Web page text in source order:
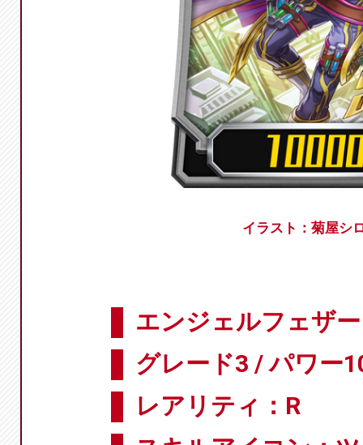
イラスト：菊屋シ
エンジェルフェザ
グレード3 / パワー
レアリティ：R